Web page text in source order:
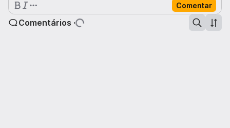
Comentar
Comentários ·